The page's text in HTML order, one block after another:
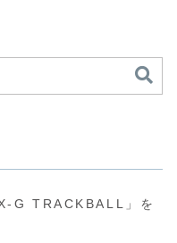
G TRACKBALL」を